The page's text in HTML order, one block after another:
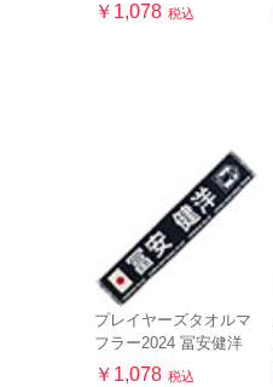
￥1,078 税込
プレイヤーズタオルマ
フラー2024 冨安健洋
￥1,078 税込